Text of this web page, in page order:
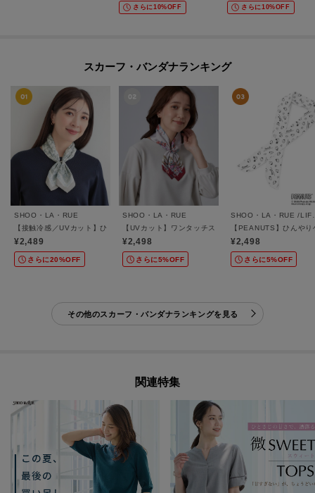
さらに10%OFF さらに10%OFF
スカーフ・バンダナランキング
SHOO・LA・RUE
【接触冷感／UVカット】ひんやりワンタッチスカーフ
¥2,489
さらに20%OFF
SHOO・LA・RUE
【UVカット】ワンタッチスカーフ【マグネット式】
¥2,498
さらに5%OFF
SHOO
【PEANUTS】ひんや
¥2,498
さらに5%OFF
その他のスカーフ・バンダナランキングを見る
関連特集